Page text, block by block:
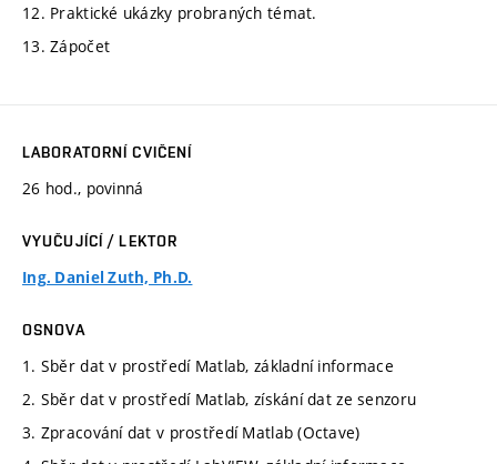
12. Praktické ukázky probraných témat.
13. Zápočet
LABORATORNÍ CVIČENÍ
26 hod., povinná
VYUČUJÍCÍ / LEKTOR
Ing. Daniel Zuth, Ph.D.
OSNOVA
1. Sběr dat v prostředí Matlab, základní informace
2. Sběr dat v prostředí Matlab, získání dat ze senzoru
3. Zpracování dat v prostředí Matlab (Octave)